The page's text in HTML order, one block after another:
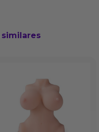
similares